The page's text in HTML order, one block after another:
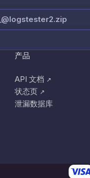
产品
API 文档 ↗
状态页 ↗
泄漏数据库